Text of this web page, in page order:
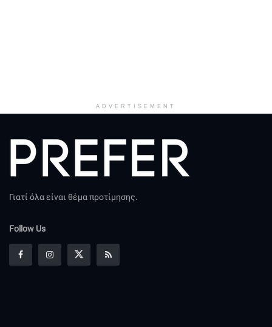
ADVERTISEMENT
Γιατί όλα είναι θέμα προτίμησης.
Follow Us